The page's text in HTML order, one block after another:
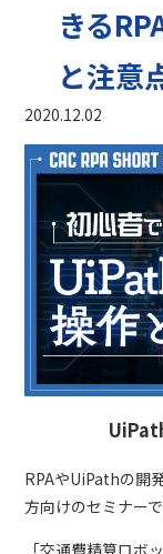
きる
と注意
2020.12.02
RPAやUiPathの開
方向けのセミナーで
「交通費精算ロボ